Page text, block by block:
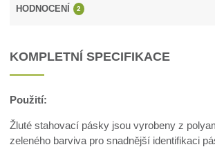
HODNOCENÍ 2
KOMPLETNÍ SPECIFIKACE
Použití:
Žluté stahovací pásky jsou vyrobeny z
zeleného barviva pro snadnější identifikaci